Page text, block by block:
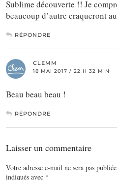
Sublime découverte !! Je
beaucoup d’autre craqueront
RÉPONDRE
CLEMM
18 MAI 2017 / 22 H 32 MIN
Beau beau beau !
RÉPONDRE
Laisser un commentaire
Votre adresse e-mail ne sera pas
indiqués avec *